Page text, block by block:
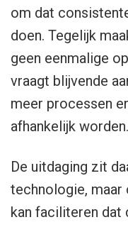
om dat
doen. Tegelijk
geen eenmalige
vraagt blijvende
meer processen
afhankelijk worden.
De uitdaging zit
technologie, maar
kan faciliteren dat